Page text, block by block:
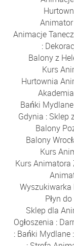
Animacje
:
Balony z
Kurs
Hurtownia
Bańki Mydlane
Gdynia : Sklep
Balony
Balony
Kurs
Kurs
Płyn
Sklep dla
Ogłoszenia :
: Bańki Mydlane